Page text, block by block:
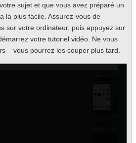
sujet et que vous avez préparé un
la plus facile. Assurez-vous de
sur votre ordinateur, puis appuyez sur
votre tutoriel vidéo. Ne vous
– vous pourrez les couper plus tard.